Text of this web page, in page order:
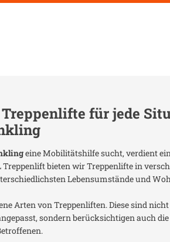
Treppenlifte für jede
eine Mobilitätshilfe sucht, verdient
Treppenlift bieten wir Treppenlifte in
Lebensumstände und
Arten von Treppenliften. Diese sind
sondern berücksichtigen auch